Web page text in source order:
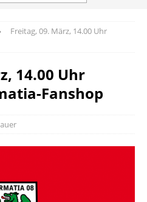
Freitag, 09. März, 14.00 Uhr
14.00 Uhr
Fanshop